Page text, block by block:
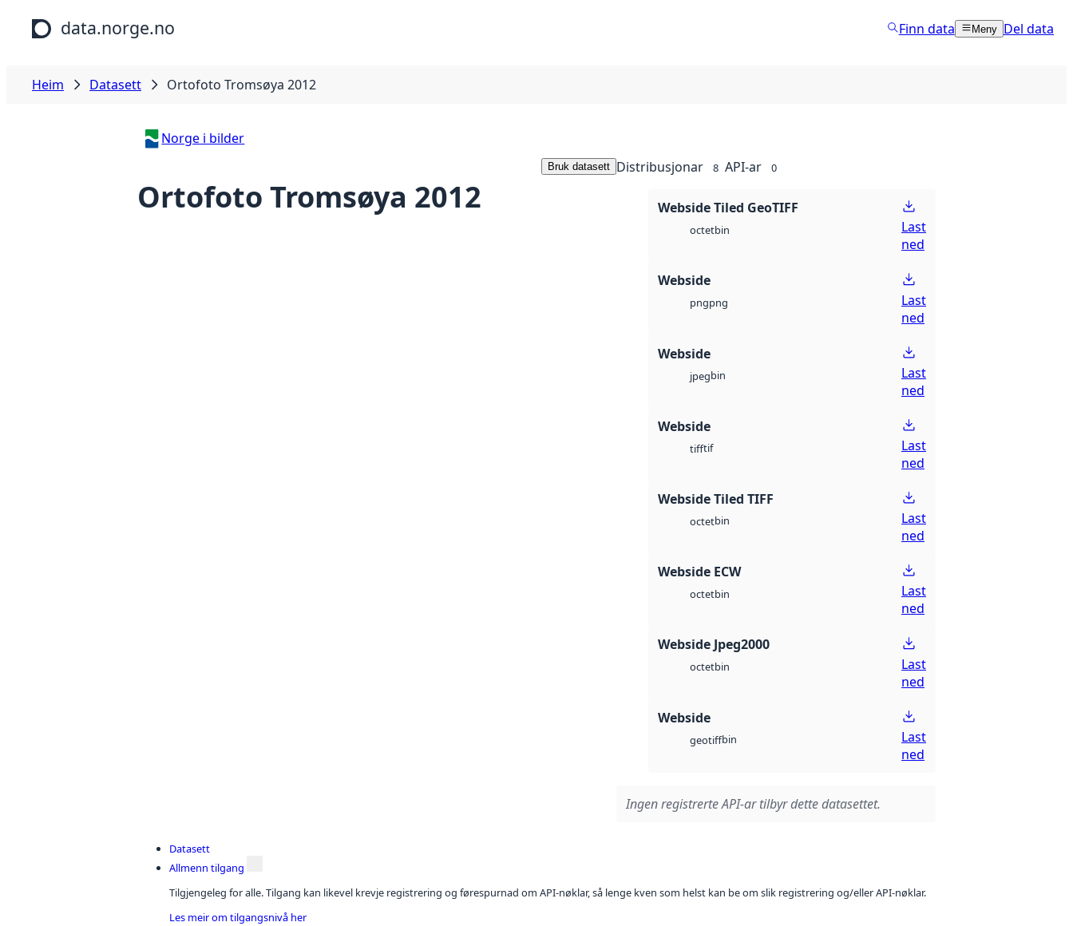
Hopp til hovudinnhald
data.norge.no Finn data Meny Del data
Heim Datasett Ortofoto Tromsøya 2012
Norge i bilder
Ortofoto Tromsøya 2012
Bruk datasett Distribusjonar 8 API-ar 0
Webside Tiled GeoTIFF
octetbin
Last
ned
Webside
pngpng
Last
ned
Webside
jpegbin
Last
ned
Webside
tifftif
Last
ned
Webside Tiled TIFF
octetbin
Last
ned
Webside ECW
octetbin
Last
ned
Webside Jpeg2000
octetbin
Last
ned
Webside
geotiffbin
Last
ned
Ingen registrerte API-ar tilbyr dette datasettet.
Datasett
Allmenn tilgang
Tilgjengeleg for alle. Tilgang kan likevel krevje registrering og førespurnad om API-nøklar, så lenge kven som helst kan be om slik registrering og/eller API-nøklar.
Les meir om tilgangsnivå her